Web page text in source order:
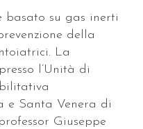
basato su gas inerti
della
La
l’Unità di
e Santa Venera di
Giuseppe